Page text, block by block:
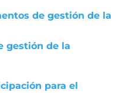
de gestión de la
gestión de la
para el